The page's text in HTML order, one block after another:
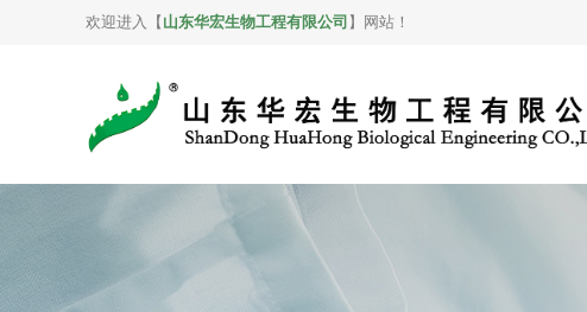
欢迎进入【 山东华宏生物工程有限公司 】网站！